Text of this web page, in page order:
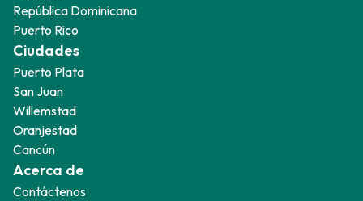
República Dominicana
Puerto Rico
Ciudades
Puerto Plata
San Juan
Willemstad
Oranjestad
Cancún
Acerca de
Contáctenos